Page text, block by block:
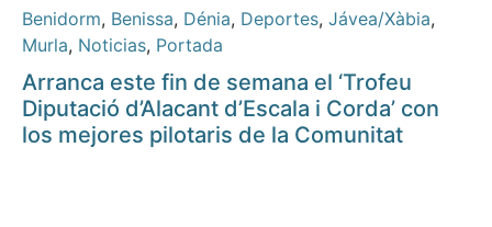
Benidorm, Benissa, Dénia, Deportes, Jávea/Xàbia,
Murla, Noticias, Portada
Arranca este fin de semana el ‘Trofeu
Diputació d’Alacant d’Escala i Corda’ con
los mejores pilotaris de la Comunitat